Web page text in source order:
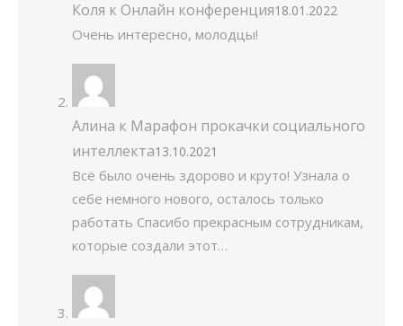
Коля к Онлайн конференция18.01.2022
Очень интересно, молодцы!
Алина к Марафон прокачки социального
интеллекта13.10.2021
Всё было очень здорово и круто! Узнала о
себе немного нового, осталось только
работать Спасибо прекрасным сотрудникам,
которые создали этот…